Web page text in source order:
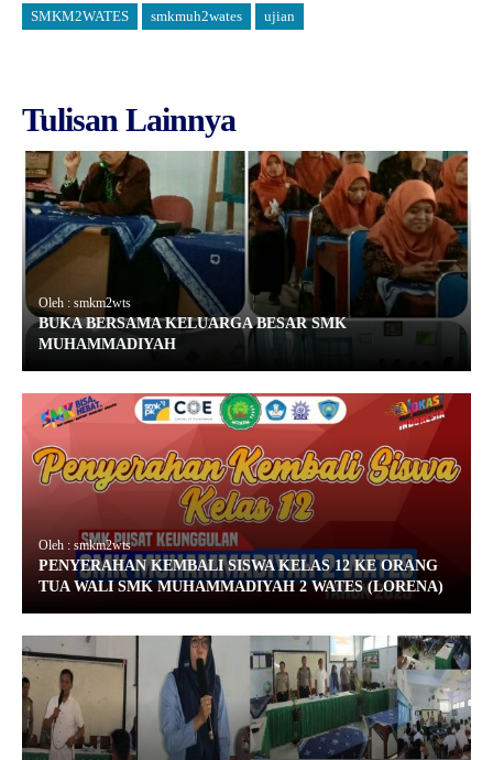
SMKM2WATES
smkmuh2wates ujian
Tulisan Lainnya
Oleh : smkm2wts
BUKA BERSAMA KELUARGA BESAR SMK
MUHAMMADIYAH
Oleh : smkm2wts
PENYERAHAN KEMBALI SISWA KELAS 12 KE ORANG
TUA WALI SMK MUHAMMADIYAH 2 WATES (LORENA)